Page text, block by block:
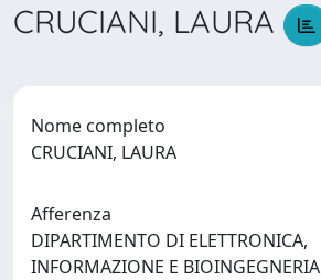
CRUCIANI, LAURA
Nome completo
CRUCIANI, LAURA
Afferenza
DIPARTIMENTO DI ELETTRONICA,
INFORMAZIONE E BIOINGEGNERIA